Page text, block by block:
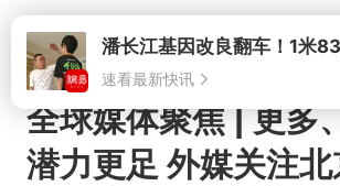
速看最新快讯
全球媒体聚焦 | 更多
潜力更足 外媒关注